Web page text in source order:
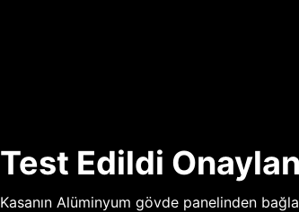
Test Edildi
Kasanın Alüminyum gövde panelinden